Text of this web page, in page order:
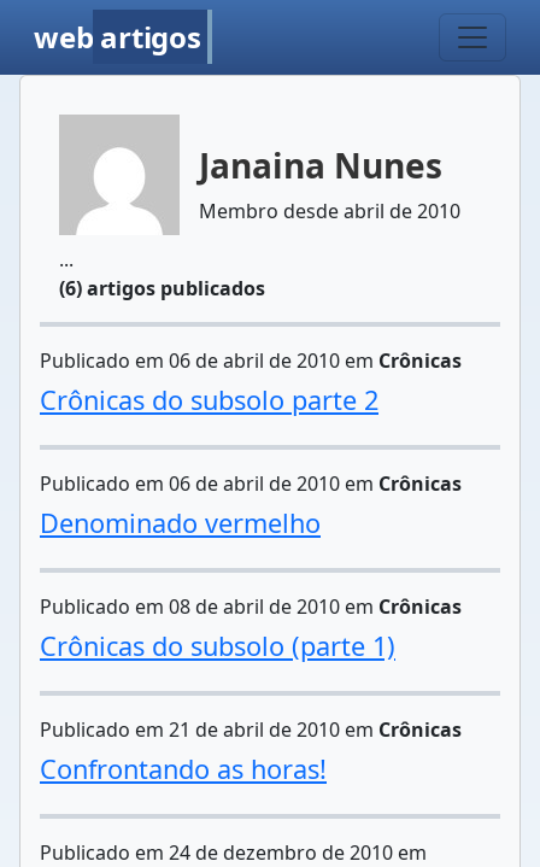
web artigos
Janaina Nunes
Membro desde abril de 2010
...
(6) artigos publicados
Publicado em 06 de abril de 2010 em Crônicas
Crônicas do subsolo parte 2
Publicado em 06 de abril de 2010 em Crônicas
Denominado vermelho
Publicado em 08 de abril de 2010 em Crônicas
Crônicas do subsolo (parte 1)
Publicado em 21 de abril de 2010 em Crônicas
Confrontando as horas!
Publicado em 24 de dezembro de 2010 em